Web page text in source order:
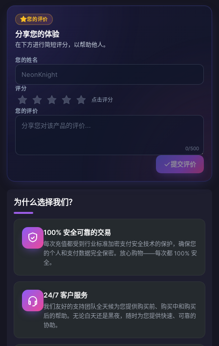
您的评价
分享您的体验
在下方进行简短评分，以帮助他人。
您的姓名
评分
点击评分
您的评价
0/500
提交评价
为什么选择我们？
100% 安全可靠的交易
每次充值都受到行业标准加密支付安全技术的保护，确保您
的个人和支付数据完全保密。放心购物——每次都 100% 安
全。
24/7 客户服务
我们友好的支持团队全天候为您提供购买前、购买中和购买
后的帮助。无论白天还是黑夜，随时为您提供快速、可靠的
协助。